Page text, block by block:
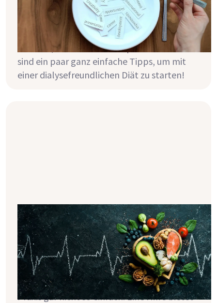
anfangs nicht die besten Freunde. Plötzlich
musst du auf vieles achten, manche Sachen
reduzieren, andere wiederum vermehrt zu dir
nehmen, um etwas zu kompensieren. Hier
sind ein paar ganz einfache Tipps, um mit
einer dialysefreundlichen Diät zu starten!
Was ist der Phosphor-Eiweiß-
Quotient und wieso ist er bei Dialyse
wichtig?
Vielen Dialysepatienten wird empfohlen,
sich phosphatarm und gleichzeitig
proteinreich zu ernähren. Das ist aber in der
Praxis gar nicht so einfach. Eine Hilfe bietet